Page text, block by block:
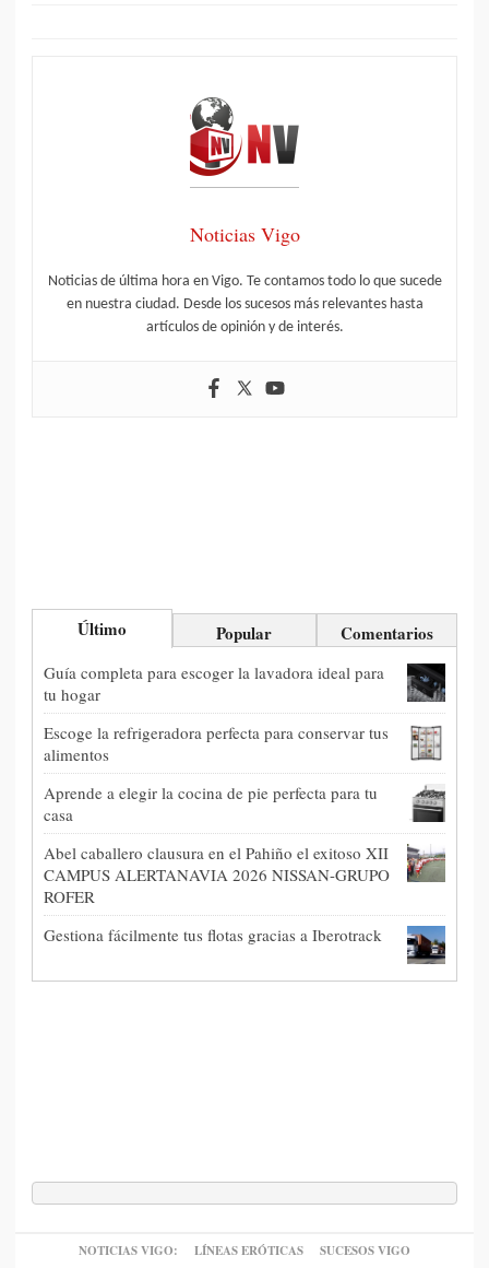
Noticias Vigo
Noticias de última hora en Vigo. Te contamos todo lo que sucede
en nuestra ciudad. Desde los sucesos más relevantes hasta
artículos de opinión y de interés.
Último Popular Comentarios
Guía completa para escoger la lavadora ideal para
tu hogar
Escoge la refrigeradora perfecta para conservar tus
alimentos
Aprende a elegir la cocina de pie perfecta para tu
casa
Abel caballero clausura en el Pahiño el exitoso XII
CAMPUS ALERTANAVIA 2026 NISSAN-GRUPO
ROFER
Gestiona fácilmente tus flotas gracias a Iberotrack
NOTICIAS VIGO: LÍNEAS ERÓTICAS
SUCESOS VIGO